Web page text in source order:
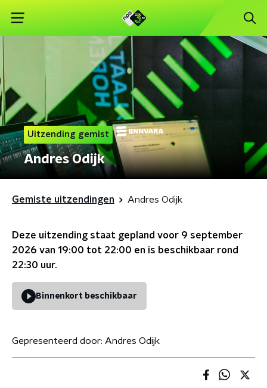
Uitzending gemist
Andres Odijk
Gemiste uitzendingen Andres Odijk
Deze uitzending staat gepland voor 9 september
2026 van 19:00 tot 22:00 en is beschikbaar rond
22:30 uur.
Binnenkort beschikbaar
Gepresenteerd door: Andres Odijk